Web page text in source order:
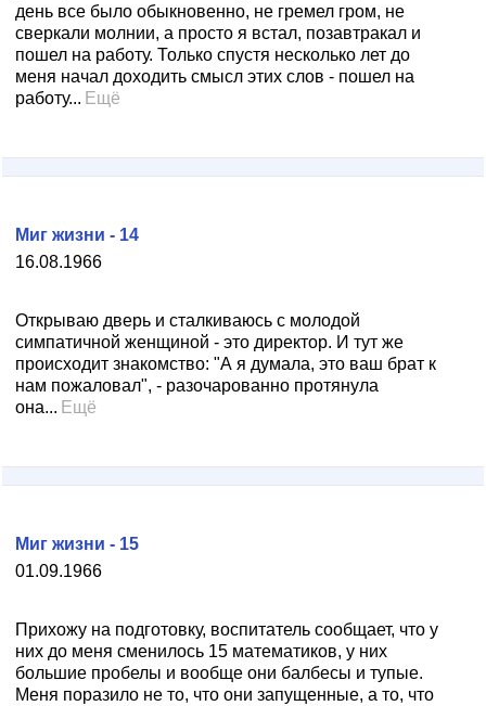
день все было обыкновенно, не гремел гром, не
сверкали молнии, а просто я встал, позавтракал и
пошел на работу. Только спустя несколько лет до
меня начал доходить смысл этих слов - пошел на
работу... Ещё
16.08.1966
Миг жизни - 14
Открываю дверь и сталкиваюсь с молодой
симпатичной женщиной - это директор. И тут же
происходит знакомство: "А я думала, это ваш брат к
нам пожаловал", - разочарованно протянула
она... Ещё
01.09.1966
Миг жизни - 15
Прихожу на подготовку, воспитатель сообщает, что у
них до меня сменилось 15 математиков, у них
большие пробелы и вообще они балбесы и тупые.
Меня поразило не то, что они запущенные, а то, что